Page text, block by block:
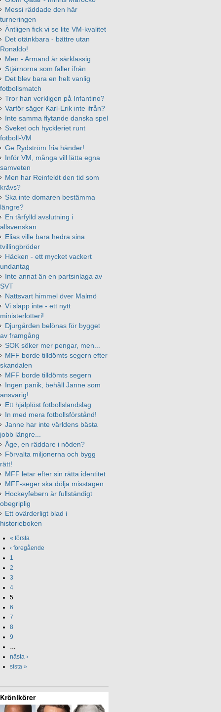
Messi räddade den här
turneringen
Äntligen fick vi se lite VM-kvalitet
Det otänkbara - bättre utan
Ronaldo!
Men - Armand är särklassig
Stjärnorna som faller ifrån
Det blev bara en helt vanlig
fotbollsmatch
Tror han verkligen på Infantino?
Varför säger Karl-Erik inte ifrån?
Inte samma flytande danska spel
Sveket och hyckleriet runt
fotboll-VM
Ge Rydström fria händer!
Inför VM, många vill lätta egna
samveten
Men har Reinfeldt den tid som
krävs?
Ska inte domaren bestämma
längre?
En tårfylld avslutning i
allsvenskan
Elias ville bara hedra sina
tvillingbröder
Häcken - ett mycket vackert
undantag
Inte annat än en partsinlaga av
SVT
Nattsvart himmel över Malmö
Vi slapp inte - ett nytt
ministerlotteri!
Djurgården belönas för bygget
av framgång
SOK söker mer pengar, men...
MFF borde tilldömts segern efter
skandalen
MFF borde tilldömts segern
Ingen panik, behåll Janne som
ansvarig!
Ett hjälplöst fotbollslandslag
In med mera fotbollsförstånd!
Janne har inte världens bästa
jobb längre...
Åge, en räddare i nöden?
Förvalta miljonerna och bygg
rätt!
MFF letar efter sin rätta identitet
MFF-seger ska dölja misstagen
Hockeyfebern är fullständigt
obegriplig
Ett ovärderligt blad i
historieboken
« första
‹ föregående
1
2
3
4
5
6
7
8
9
…
nästa ›
sista »
Krönikörer